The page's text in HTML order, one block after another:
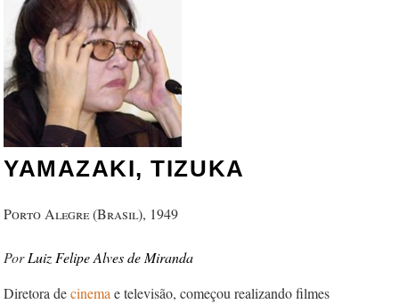
YAMAZAKI, TIZUKA
Porto Alegre (Brasil), 1949
Luiz Felipe Alves de Miranda
Diretora decinema e televisão, começou realizando filmes